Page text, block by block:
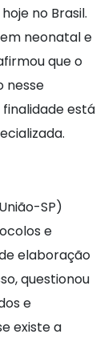
no Brasil.
neonatal e
que o
nesse
está
SP)
e
elaboração
questionou
e
existe a